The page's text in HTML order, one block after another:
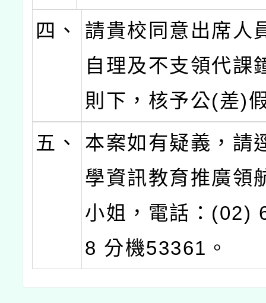
四、
請貴校同意出席人
自理及不支領代課
則下，核予公(差)
五、
本案如有疑義，請
學資訊教育推廣領
小姐，電話：(02)
8 分機53361。